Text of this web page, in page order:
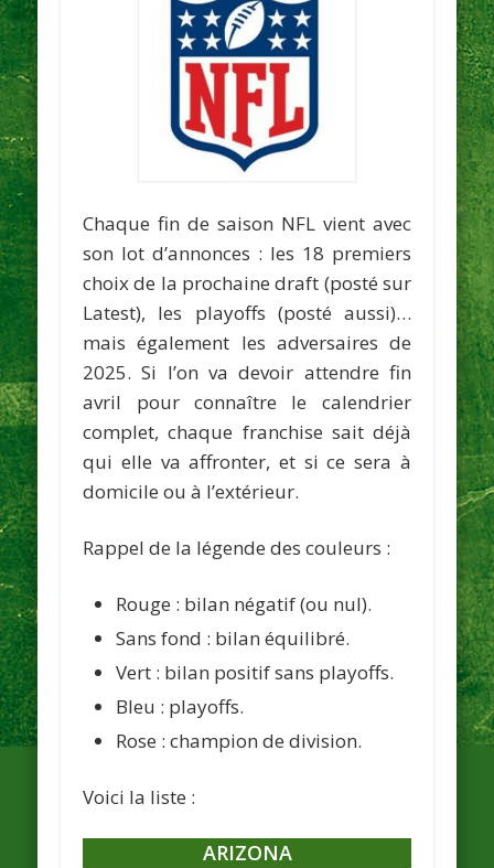
Chaque fin de saison NFL vient avec
son lot d’annonces : les 18 premiers
choix de la prochaine draft (posté sur
Latest), les playoffs (posté aussi)…
mais également les adversaires de
2025. Si l’on va devoir attendre fin
avril pour connaître le calendrier
complet, chaque franchise sait déjà
qui elle va affronter, et si ce sera à
domicile ou à l’extérieur.
Rappel de la légende des couleurs :
Rouge : bilan négatif (ou nul).
Sans fond : bilan équilibré.
Vert : bilan positif sans playoffs.
Bleu : playoffs.
Rose : champion de division.
Voici la liste :
ARIZONA